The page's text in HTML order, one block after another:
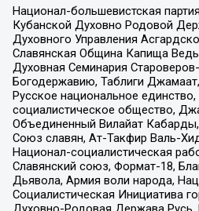
Национал-большевистская
Кубанской Духовно Родовой
Духовного Управления
Славянская Община Капища
Духовная Семинария
Богодержавию, Таблиги
Русское национальное
социалистическое общество,
Объединенный Вилайат
Союз славян, Ат-Такфир Валь-
Национал-социалистическая
Славянский союз, Формат-18,
Дьявола, Армия воли народа,
Социалистическая Инициатива